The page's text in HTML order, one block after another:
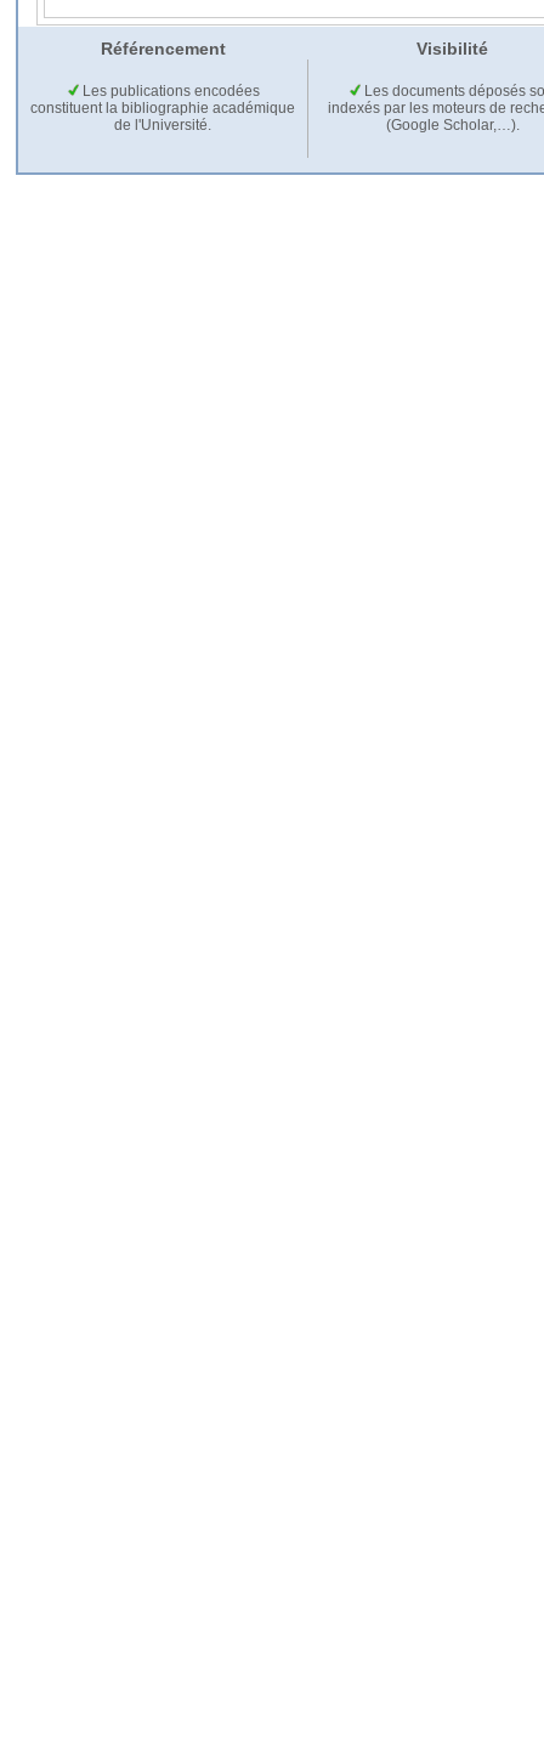
Référencement Visibilité
Les publications encodées
constituent la bibliographie académique
de l'Université.
Les documents déposés
indexés par les moteurs de
(Google Scholar,…).